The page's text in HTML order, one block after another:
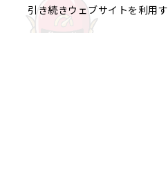
引き続きウェブサイトを利用